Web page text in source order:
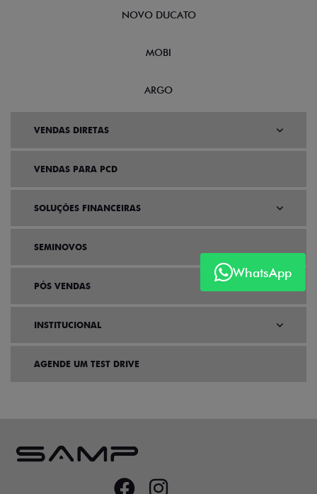
WhatsApp
NOVO DUCATO
MOBI
ARGO
VENDAS DIRETAS
VENDAS PARA PCD
SOLUÇÕES FINANCEIRAS
SEMINOVOS
PÓS VENDAS
INSTITUCIONAL
AGENDE UM TEST DRIVE